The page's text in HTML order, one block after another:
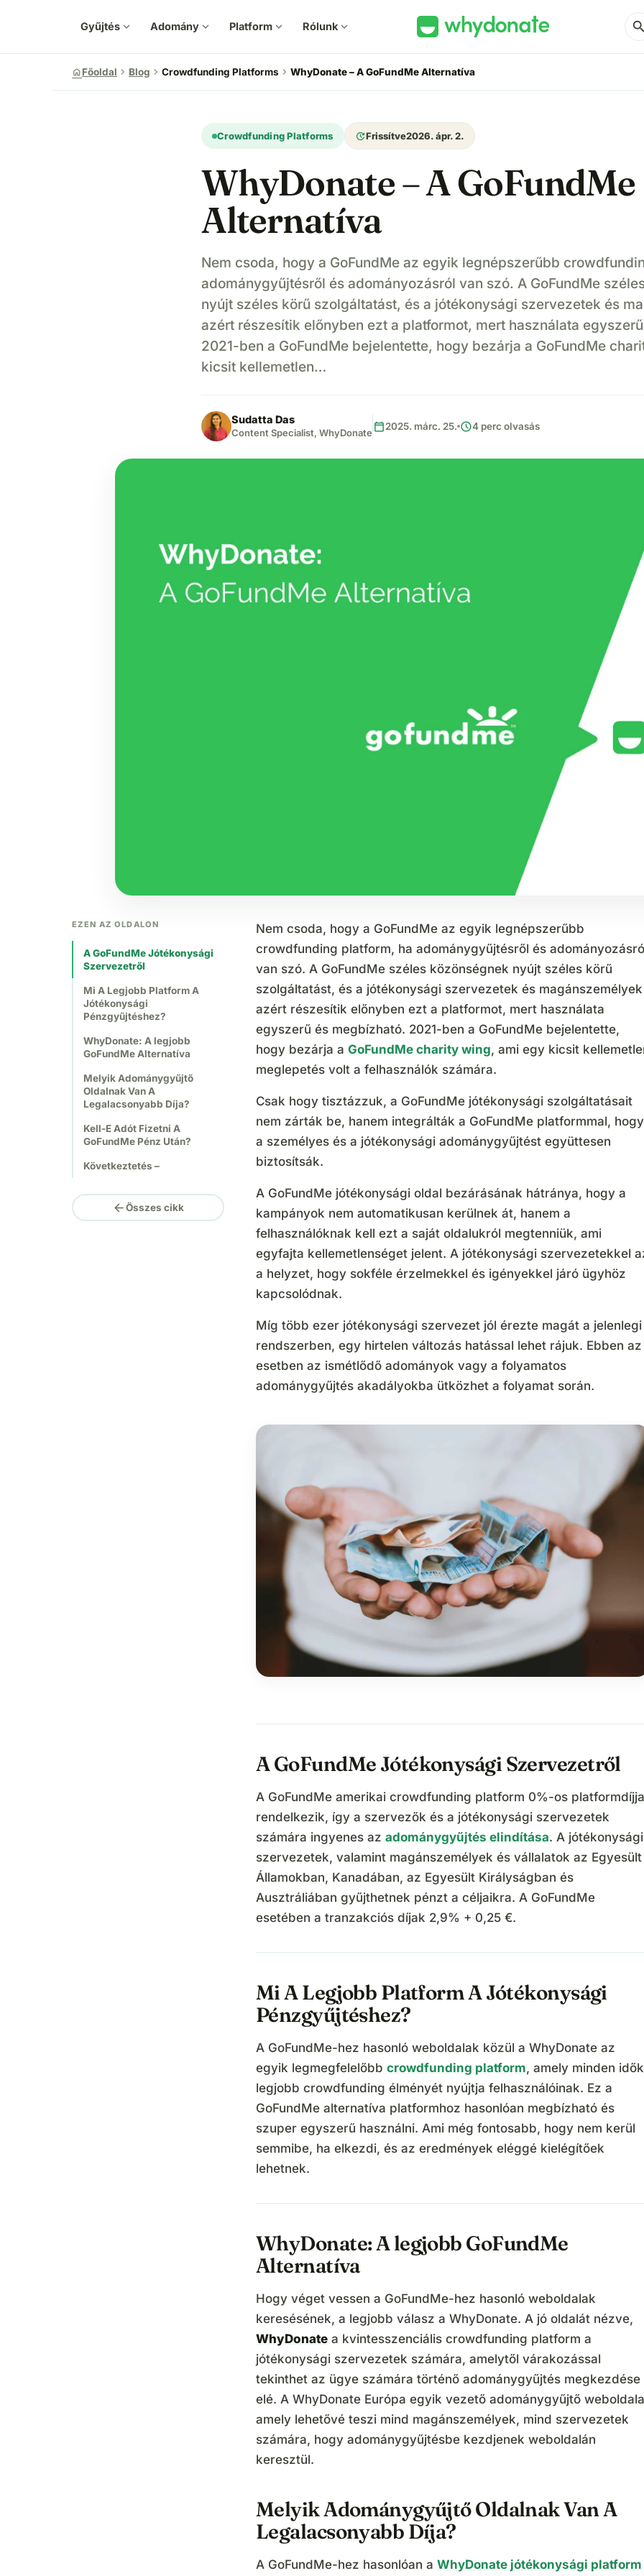
Gyűjtés expand_more Adomány expand_more Platform expand_more Rólunk expand_more
homeFőoldal chevron_right Blog chevron_right Crowdfunding Platforms chevron_right WhyDonate – A GoFundMe Alternatíva
Crowdfunding Platforms updateFrissítve2026. ápr. 2.
WhyDonate – A GoFundMe
Alternatíva
Nem csoda, hogy a GoFundMe az egyik legnépszerűbb
adománygyűjtésről és adományozásról van szó. A GoFundMe
nyújt széles körű szolgáltatást, és a jótékonysági szervezetek és
azért részesítik előnyben ezt a platformot, mert használata
2021-ben a GoFundMe bejelentette, hogy bezárja a GoFundMe
kicsit kellemetlen…
Sudatta Das
Content Specialist, WhyDonate calendar_today2025. márc. 25. schedule4 perc olvasás
EZEN AZ OLDALON
A GoFundMe Jótékonysági
Szervezetről
Mi A Legjobb Platform A
Jótékonysági
Pénzgyűjtéshez?
WhyDonate: A legjobb
GoFundMe Alternatíva
Melyik Adománygyűjtő
Oldalnak Van A
Legalacsonyabb Díja?
Kell-E Adót Fizetni A
GoFundMe Pénz Után?
Következtetés –
arrow_backÖsszes cikk
Nem csoda, hogy a GoFundMe az egyik legnépszerűbb
crowdfunding platform, ha adománygyűjtésről és
van szó. A GoFundMe széles közönségnek nyújt széles körű
szolgáltatást, és a jótékonysági szervezetek és magánszemélyek
azért részesítik előnyben ezt a platformot, mert használata
egyszerű és megbízható. 2021-ben a GoFundMe bejelentette,
hogy bezárja a GoFundMe charity wing, ami egy kicsit
meglepetés volt a felhasználók számára.
Csak hogy tisztázzuk, a GoFundMe jótékonysági szolgáltatásait
nem zárták be, hanem integrálták a GoFundMe platformmal, hogy
a személyes és a jótékonysági adománygyűjtést együttesen
biztosítsák.
A GoFundMe jótékonysági oldal bezárásának hátránya, hogy a
kampányok nem automatikusan kerülnek át, hanem a
felhasználóknak kell ezt a saját oldalukról megtenniük, ami
egyfajta kellemetlenséget jelent. A jótékonysági szervezetekkel
a helyzet, hogy sokféle érzelmekkel és igényekkel járó ügyhöz
kapcsolódnak.
Míg több ezer jótékonysági szervezet jól érezte magát a jelenlegi
rendszerben, egy hirtelen változás hatással lehet rájuk. Ebben az
esetben az ismétlődő adományok vagy a folyamatos
adománygyűjtés akadályokba ütközhet a folyamat során.
A GoFundMe Jótékonysági Szervezetről
A GoFundMe amerikai crowdfunding platform 0%-os
rendelkezik, így a szervezők és a jótékonysági szervezetek
számára ingyenes az adománygyűjtés elindítása. A jótékonysági
szervezetek, valamint magánszemélyek és vállalatok az Egyesült
Államokban, Kanadában, az Egyesült Királyságban és
Ausztráliában gyűjthetnek pénzt a céljaikra. A GoFundMe
esetében a tranzakciós díjak 2,9% + 0,25 €.
Mi A Legjobb Platform A Jótékonysági
Pénzgyűjtéshez?
A GoFundMe-hez hasonló weboldalak közül a WhyDonate az
egyik legmegfelelőbb crowdfunding platform, amely minden idők
legjobb crowdfunding élményét nyújtja felhasználóinak. Ez a
GoFundMe alternatíva platformhoz hasonlóan megbízható és
szuper egyszerű használni. Ami még fontosabb, hogy nem kerül
semmibe, ha elkezdi, és az eredmények eléggé kielégítőek
lehetnek.
WhyDonate: A legjobb GoFundMe
Alternatíva
Hogy véget vessen a GoFundMe-hez hasonló weboldalak
keresésének, a legjobb válasz a WhyDonate. A jó oldalát nézve,
WhyDonate a kvintesszenciális crowdfunding platform a
jótékonysági szervezetek számára, amelytől várakozással
tekinthet az ügye számára történő adománygyűjtés megkezdése
elé. A WhyDonate Európa egyik vezető adománygyűjtő
amely lehetővé teszi mind magánszemélyek, mind szervezetek
számára, hogy adománygyűjtésbe kezdjenek weboldalán
keresztül.
Melyik Adománygyűjtő Oldalnak Van A
Legalacsonyabb Díja?
A GoFundMe-hez hasonlóan a WhyDonate jótékonysági platform